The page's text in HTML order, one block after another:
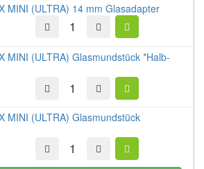
MINI (ULTRA) 14 mm Glasadapter
MINI (ULTRA) Glasmundstück *Halb-
MINI (ULTRA) Glasmundstück